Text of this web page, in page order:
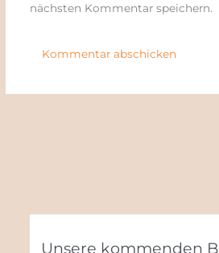
nächsten Kommentar speichern.
Unsere kommenden